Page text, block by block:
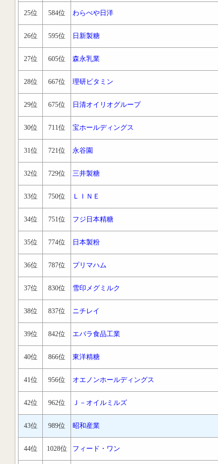
25位 584位 わらべや日洋
26位 595位 日新製糖
27位 605位 森永乳業
28位 667位 理研ビタミン
29位 675位 日清オイリオグループ
30位 711位 宝ホールディングス
31位 721位 永谷園
32位 729位 三井製糖
33位 750位 ＬＩＮＥ
34位 751位 フジ日本精糖
35位 774位 日本製粉
36位 787位 プリマハム
37位 830位 雪印メグミルク
38位 837位 ニチレイ
39位 842位 エバラ食品工業
40位 866位 東洋精糖
41位 956位 オエノンホールディングス
42位 962位 Ｊ－オイルミルズ
43位 989位 昭和産業
44位 1028位 フィード・ワン